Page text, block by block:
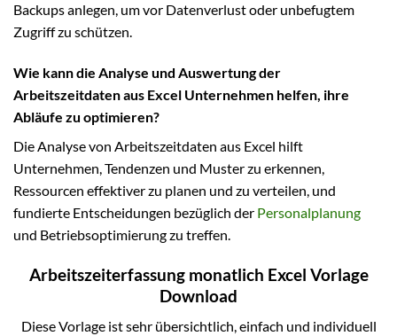
Backups anlegen, um vor Datenverlust oder unbefugtem
Zugriff zu schützen.
Wie kann die Analyse und Auswertung der
Arbeitszeitdaten aus Excel Unternehmen helfen, ihre
Abläufe zu optimieren?
Die Analyse von Arbeitszeitdaten aus Excel hilft
Unternehmen, Tendenzen und Muster zu erkennen,
Ressourcen effektiver zu planen und zu verteilen, und
fundierte Entscheidungen bezüglich der Personalplanung
und Betriebsoptimierung zu treffen.
Arbeitszeiterfassung monatlich Excel Vorlage
Download
Diese Vorlage ist sehr übersichtlich, einfach und individuell